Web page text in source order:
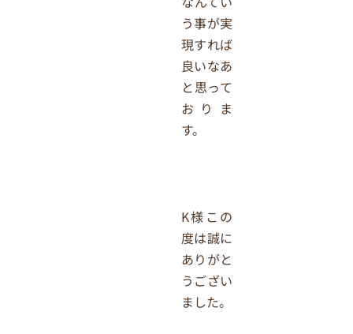
う事が実
現すれば
良いなあ
と思って
おりま
す。
K様この
度は誠に
ありがと
うござい
ました。